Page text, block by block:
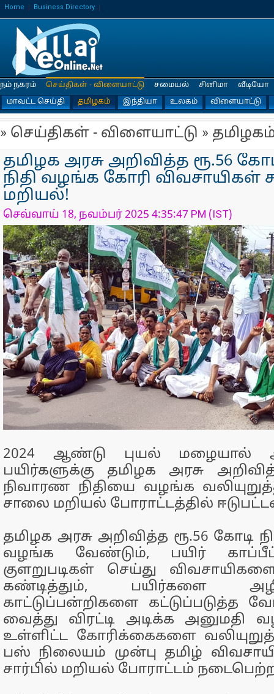
Home Business Directory
நம் நகரம்
செய்திகள் - விளையாட்டு
மாவட்ட செய்தி
தமிழகம் இந்தியா உலகம் விளையாட்டு
சமையல் சினிமா வீடியோ
» செய்திகள் - விளையாட்டு »
தமிழக அரசு அறிவித்த ரூ.56
நிதி வழங்க கோரி விவசாயிகள்
மறியல்!
செவ்வாய் 18, நவம்பர் 2025 4:35:47 PM (IST)
2024 ஆண்டு புயல் மழையால்
பயிர்களுக்கு தமிழக அரசு
நிவாரண நிதியை வழங்க
சாலை மறியல் போராட்டத்தில்
தமிழக அரசு அறிவித்த ரூ.56 கோடி
வழங்க வேண்டும், பயிர்
குளறுபடிகள் செய்து
கண்டித்தும், பயிர்களை
காட்டுப்பன்றிகளை கட்டுப்படுத்த
வைத்து விரட்டி அடிக்க அனுமதி
உள்ளிட்ட கோரிக்கைகளை
பஸ் நிலையம் முன்பு தமிழ்
சார்பில் மறியல் போராட்டம்